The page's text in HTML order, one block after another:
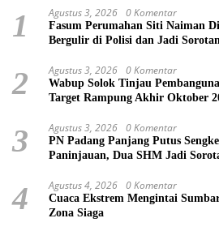
1 Agustus 3, 2026 0 Komentar
Fasum Perumahan Siti Naiman
Bergulir di Polisi dan Jadi
2 Agustus 3, 2026 0 Komentar
Wabup Solok Tinjau
Target Rampung Akhir Oktober
3 Agustus 3, 2026 0 Komentar
PN Padang Panjang Putus
Paninjauan, Dua SHM Jadi
4 Agustus 4, 2026 0 Komentar
Cuaca Ekstrem Mengintai
Zona Siaga